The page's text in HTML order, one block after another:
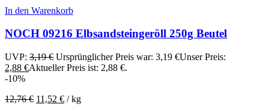
In den Warenkorb
NOCH 09216 Elbsandsteingeröll 250g Beutel
UVP: 3,19€ Ursprünglicher Preis war: 3,19 €Unser Preis:
2,88 €Aktueller Preis ist: 2,88 €.
-10%
12,76€ 11,52 € /kg